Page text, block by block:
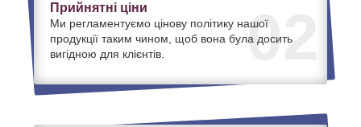
02
Прийнятні ціни
Ми регламентуємо цінову політику нашої
продукції таким чином, щоб вона була досить
вигідною для клієнтів.